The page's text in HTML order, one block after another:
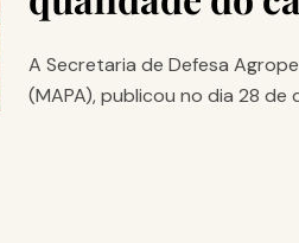
A Secretaria de Defesa
(MAPA), publicou no dia 28 de